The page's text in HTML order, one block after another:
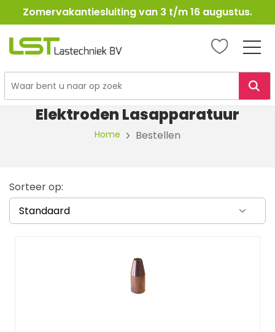
Ga
naar
Zomervakantiesluiting van 3 t/m 16 augustus.
LST
Elektroden Lasapparatuur
Home Bestellen
Sorteer op: